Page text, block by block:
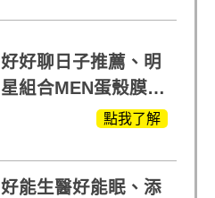
好好聊日子推薦、明
星組合MEN蛋殼膜
(蛋白聚醣)+UCII，超
點我了解
好能生醫好能眠、添